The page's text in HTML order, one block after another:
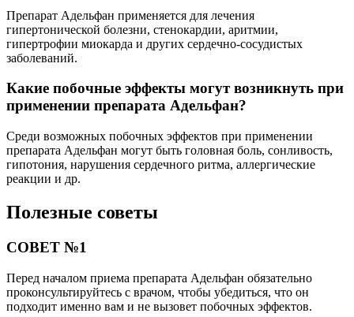
Препарат Адельфан применяется для лечения
гипертонической болезни, стенокардии, аритмии,
гипертрофии миокарда и других сердечно-сосудистых
заболеваний.
Какие побочные эффекты могут возникнуть при
применении препарата Адельфан?
Среди возможных побочных эффектов при применении
препарата Адельфан могут быть головная боль, сонливость,
гипотония, нарушения сердечного ритма, аллергические
реакции и др.
Полезные советы
СОВЕТ №1
Перед началом приема препарата Адельфан обязательно
проконсультируйтесь с врачом, чтобы убедиться, что он
подходит именно вам и не вызовет побочных эффектов.